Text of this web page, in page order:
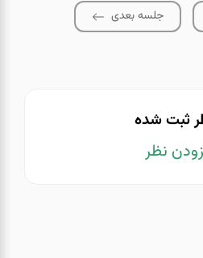
جلسه بعدی
ثبت شده
نظر